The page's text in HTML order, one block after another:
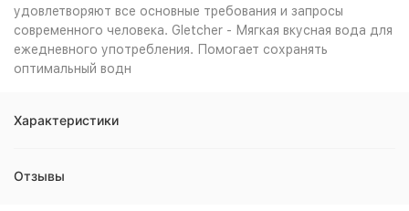
удовлетворяют все основные требования и запросы
современного человека. Gletcher - Мягкая вкусная вода для
ежедневного употребления. Помогает сохранять
оптимальный водн
Характеристики
Отзывы